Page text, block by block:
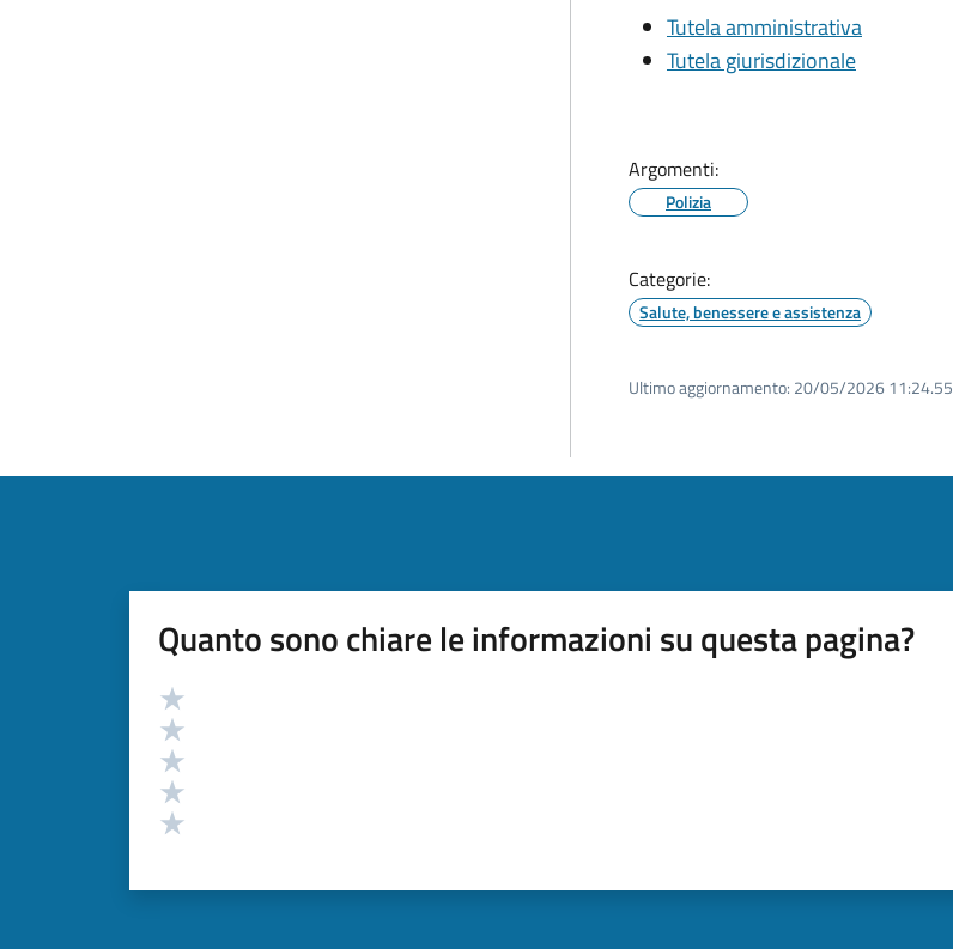
Tutela amministrativa
Tutela giurisdizionale
Argomenti:
Polizia
Categorie:
Salute, benessere e assistenza
Ultimo aggiornamento: 20/05/2026 11:24.55
Quanto sono chiare le informazioni su questa pagina?
Valutazione